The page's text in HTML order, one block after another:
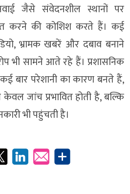
जैसे संवेदनशील स्थानों पर
करने की कोशिश करते हैं। कई
भ्रामक खबरें और दबाव बनाने
भी सामने आते रहे हैं। प्रशासनिक
बार परेशानी का कारण बनते हैं,
जांच प्रभावित होती है, बल्कि
भी पहुंचती है।